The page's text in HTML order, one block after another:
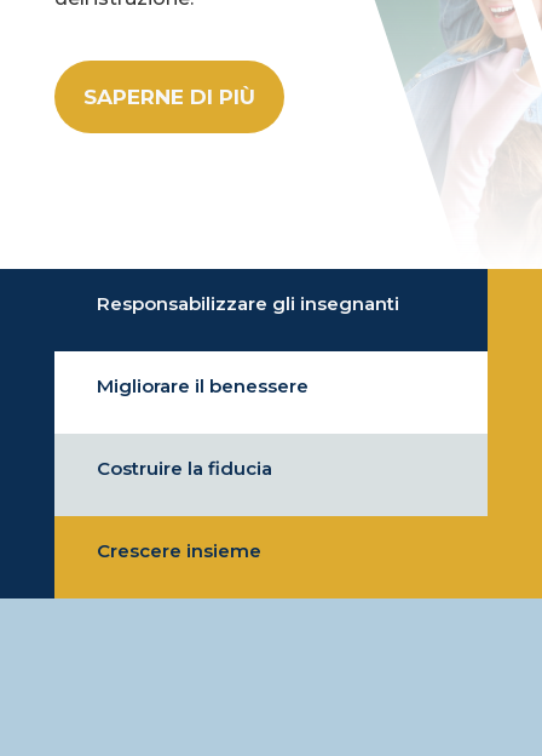
SAPERNE DI PIÙ
Responsabilizzare gli insegnanti
Migliorare il benessere
Costruire la fiducia
Crescere insieme